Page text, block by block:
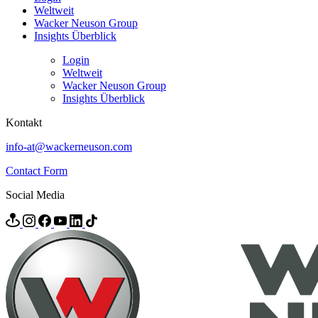
Weltweit
Wacker Neuson Group
Insights Überblick
Login
Weltweit
Wacker Neuson Group
Insights Überblick
Kontakt
info-at@wackerneuson.com
Contact Form
Social Media